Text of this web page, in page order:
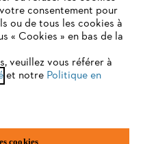
cookies
Puurs-Sint-Amands,
que nous ne prenons plus
de notre site ne
une utilisation
de passer à
chrome
consentement pour
ou de tous les cookies à
« Cookies » en bas de la
veuillez vous référer à
et notre Politique en
cookies